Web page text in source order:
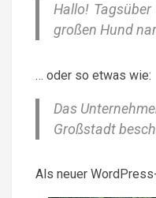
Hallo!
großen Hund
… oder so etwas wie:
Das
Großstadt
Als neuer